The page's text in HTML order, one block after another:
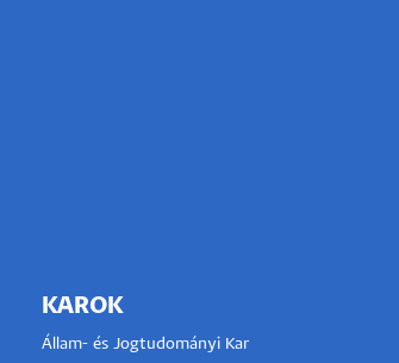
Felvételizők
KAROK
Állam- és Jogtudományi Kar